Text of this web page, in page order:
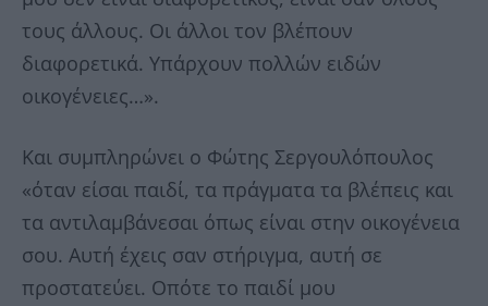
τους άλλους. Οι άλλοι τον βλέπουν
διαφορετικά. Υπάρχουν πολλών ειδών
οικογένειες…».
Και συμπληρώνει ο Φώτης Σεργουλόπουλος
«όταν είσαι παιδί, τα πράγματα τα βλέπεις και
τα αντιλαμβάνεσαι όπως είναι στην οικογένεια
σου. Αυτή έχεις σαν στήριγμα, αυτή σε
προστατεύει. Οπότε το παιδί μου